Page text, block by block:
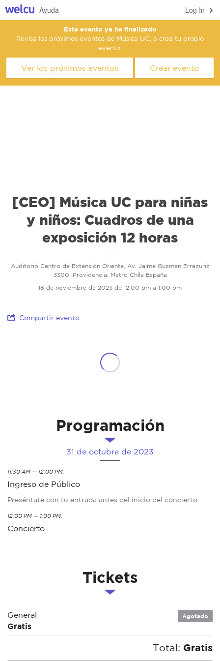
Log In
Ayuda
Este evento ya ha finalizado
Revisa los próximos eventos de Música UC, o crea tu propio
evento.
Ver los próximos eventos Crear evento
[CEO] Música UC para niñas
y niños: Cuadros de una
exposición 12 horas
Auditorio Centro de Extensión Oriente, Av. Jaime Guzman Errazuriz
3300, Providencia. Metro Chile España
18 de noviembre de 2023 de 12:00 pm a 1:00 pm
Compartir evento
Programación
31 de octubre de 2023
11:30 AM — 12:00 PM:
Ingreso de Público
Preséntate con tu entrada antes del inicio del concierto.
12:00 PM — 1:00 PM:
Concierto
Tickets
General
Gratis
Agotado
Total: Gratis